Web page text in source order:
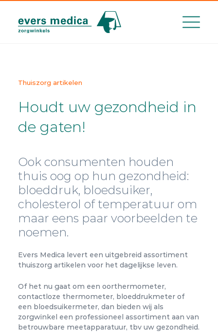
Afspraak maken
Thuiszorg artikelen
Houdt uw gezondheid in
de gaten!
Ook consumenten houden
thuis oog op hun gezondheid:
bloeddruk, bloedsuiker,
cholesterol of temperatuur om
maar eens paar voorbeelden te
noemen.
Evers Medica levert een uitgebreid assortiment
thuiszorg artikelen voor het dagelijkse leven.
Of het nu gaat om een ​​oorthermometer,
contactloze thermometer, bloeddrukmeter of
een bloedsuikermeter, dan bieden wij als
zorgwinkel een professioneel assortiment aan van
betrouwbare meetapparatuur, tbv uw gezondheid.